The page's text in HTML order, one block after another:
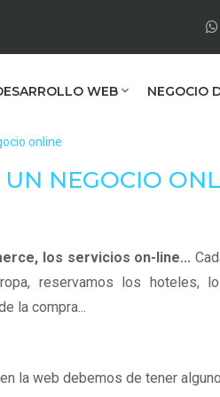
WEB NEGOCIO
online
NEGOCIO
los servicios on-line...
reservamos los hoteles,
la compra...
la web debemos de tener